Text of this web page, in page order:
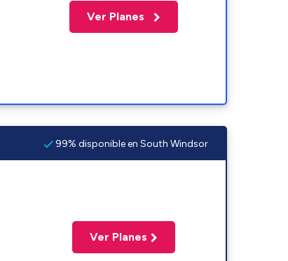
Ver Planes
99% disponible en South Windsor
Ver Planes